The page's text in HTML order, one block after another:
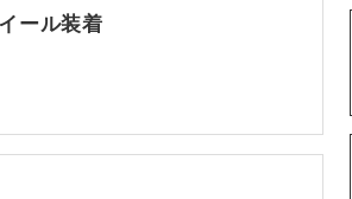
ール装着